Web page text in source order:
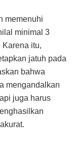
memenuhi
minimal 3
itu,
jatuh pada
bahwa
mengandalkan
juga harus